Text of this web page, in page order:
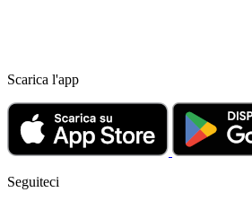
Scarica l'app
Seguiteci